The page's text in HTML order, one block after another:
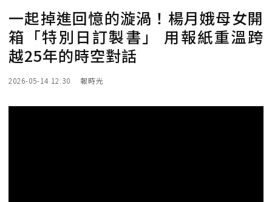
一起掉進回憶的漩渦！楊月娥母女開
箱「特別日訂製書」 用報紙重溫跨
越25年的時空對話
2026-05-14 12:30 報時光